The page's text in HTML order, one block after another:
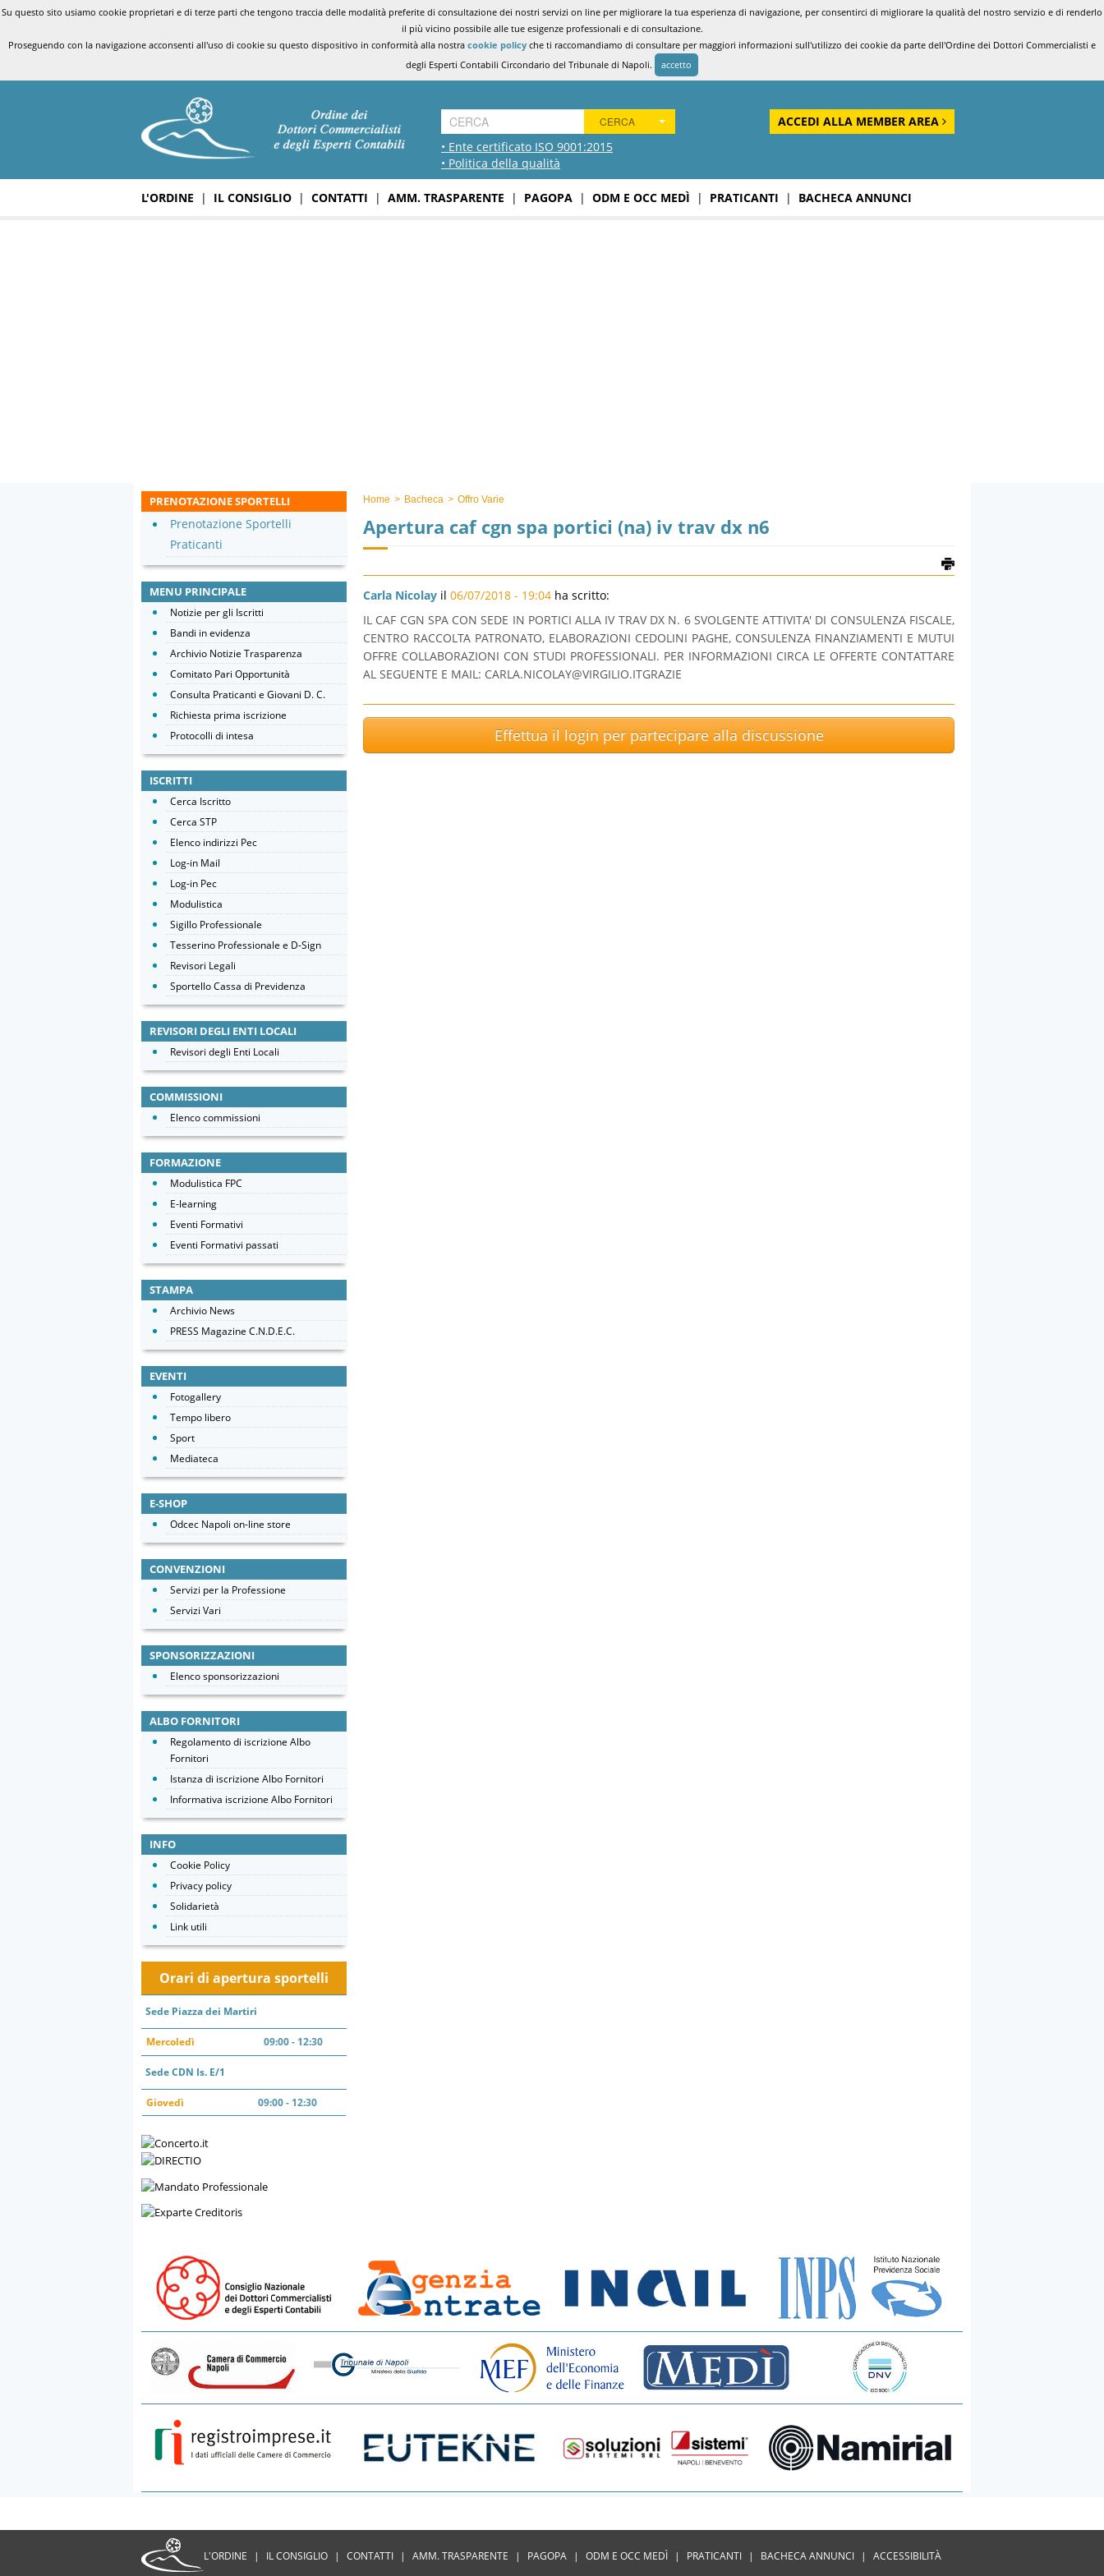
Su questo sito usiamo cookie proprietari e di terze parti che tengono traccia delle modalità preferite di consultazione dei nostri servizi on line per migliorare la tua esperienza di navigazione, per consentirci di migliorare la qualità del nostro servizio e di renderlo
il più vicino possibile alle tue esigenze professionali e di consultazione.
Proseguendo con la navigazione acconsenti all'uso di cookie su questo dispositivo in conformità alla nostra cookie policy che ti raccomandiamo di consultare per maggiori informazioni sull'utilizzo dei cookie da parte dell'Ordine dei Dottori Commercialisti e
degli Esperti Contabili Circondario del Tribunale di Napoli.
accetto
• Ente certificato ISO 9001:2015
• Politica della qualità
CERCA ACCEDI ALLA MEMBER AREA
L'ORDINE | IL CONSIGLIO | CONTATTI | AMM. TRASPARENTE | PAGOPA | ODM E OCC MEDÌ | PRATICANTI | BACHECA ANNUNCI
Home > Bacheca > Offro Varie
Apertura caf cgn spa portici (na) iv trav dx n6
Carla Nicolay il 06/07/2018 - 19:04 ha scritto:
IL CAF CGN SPA CON SEDE IN PORTICI ALLA IV TRAV DX N. 6 SVOLGENTE ATTIVITA' DI CONSULENZA FISCALE,
CENTRO RACCOLTA PATRONATO, ELABORAZIONI CEDOLINI PAGHE, CONSULENZA FINANZIAMENTI E MUTUI
OFFRE COLLABORAZIONI CON STUDI PROFESSIONALI. PER INFORMAZIONI CIRCA LE OFFERTE CONTATTARE
AL SEGUENTE E MAIL: CARLA.NICOLAY@VIRGILIO.ITGRAZIE
Effettua il login per partecipare alla discussione
PRENOTAZIONE SPORTELLI
Prenotazione Sportelli
Praticanti
MENU PRINCIPALE
Notizie per gli Iscritti
Bandi in evidenza
Archivio Notizie Trasparenza
Comitato Pari Opportunità
Consulta Praticanti e Giovani D. C.
Richiesta prima iscrizione
Protocolli di intesa
ISCRITTI
Cerca Iscritto
Cerca STP
Elenco indirizzi Pec
Log-in Mail
Log-in Pec
Modulistica
Sigillo Professionale
Tesserino Professionale e D-Sign
Revisori Legali
Sportello Cassa di Previdenza
REVISORI DEGLI ENTI LOCALI
Revisori degli Enti Locali
COMMISSIONI
Elenco commissioni
FORMAZIONE
Modulistica FPC
E-learning
Eventi Formativi
Eventi Formativi passati
STAMPA
Archivio News
PRESS Magazine C.N.D.E.C.
EVENTI
Fotogallery
Tempo libero
Sport
Mediateca
E-SHOP
Odcec Napoli on-line store
CONVENZIONI
Servizi per la Professione
Servizi Vari
SPONSORIZZAZIONI
Elenco sponsorizzazioni
ALBO FORNITORI
Regolamento di iscrizione Albo
Fornitori
Istanza di iscrizione Albo Fornitori
Informativa iscrizione Albo Fornitori
INFO
Cookie Policy
Privacy policy
Solidarietà
Link utili
Orari di apertura sportelli
Sede Piazza dei Martiri
Mercoledì 09:00 - 12:30
Sede CDN Is. E/1
Giovedì 09:00 - 12:30
L'ORDINE | IL CONSIGLIO | CONTATTI | AMM. TRASPARENTE | PAGOPA | ODM E OCC MEDÌ | PRATICANTI | BACHECA ANNUNCI | ACCESSIBILITÀ